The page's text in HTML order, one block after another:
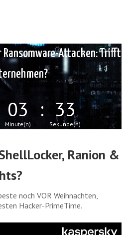
Attacken: Trifft
03
Minute(n)
: 29
Sekunde(n)
Ranion &
noch VOR Weihnachten,
Hacker-PrimeTime.